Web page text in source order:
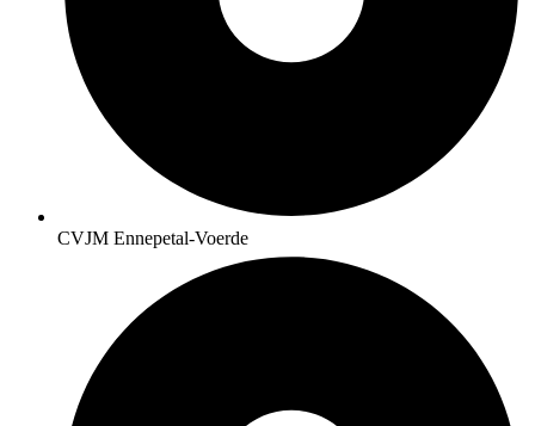
CVJM Ennepetal-Voerde